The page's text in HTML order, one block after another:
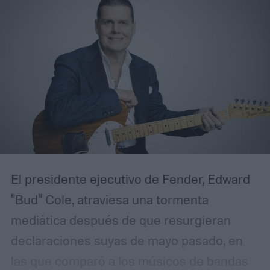
El presidente ejecutivo de Fender, Edward
"Bud" Cole, atraviesa una tormenta
mediática después de que resurgieran
declaraciones suyas de mayo pasado, en